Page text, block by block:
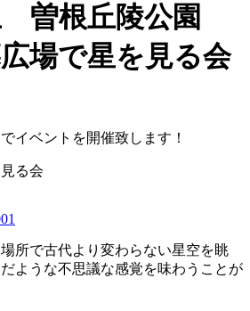
曽根丘陵公園
場で星を見る会
イベントを開催致します！
る会
所で古代より変わらない星空を眺
ような不思議な感覚を味わうことが